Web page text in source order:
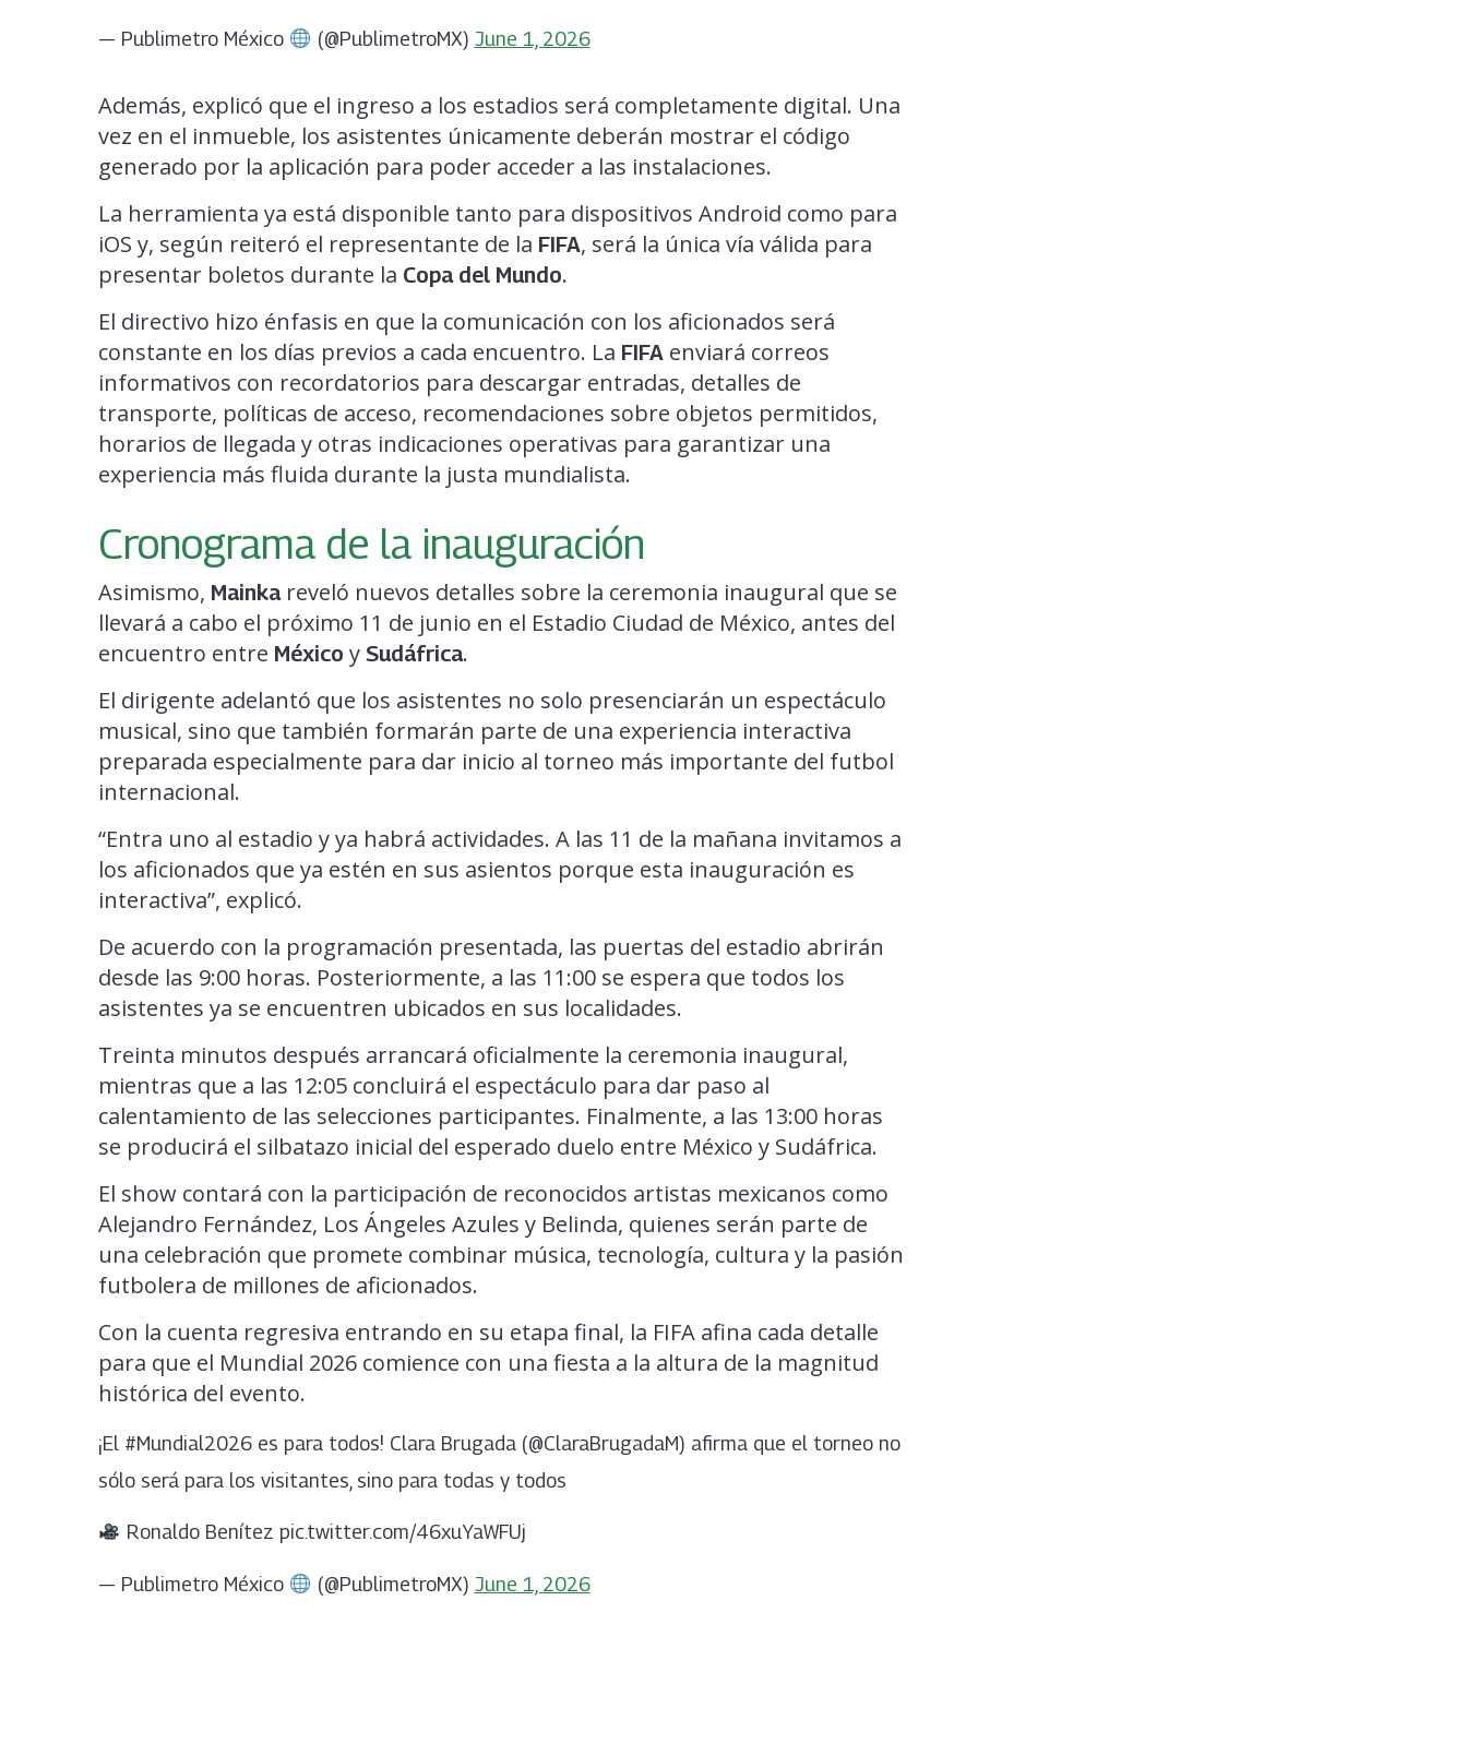
— Publimetro México (@PublimetroMX) June 1, 2026
Además, explicó que el ingreso a los estadios será completamente digital. Una
vez en el inmueble, los asistentes únicamente deberán mostrar el código
generado por la aplicación para poder acceder a las instalaciones.
La herramienta ya está disponible tanto para dispositivos Android como para
iOS y, según reiteró el representante de la FIFA, será la única vía válida para
presentar boletos durante la Copa del Mundo.
El directivo hizo énfasis en que la comunicación con los aficionados será
constante en los días previos a cada encuentro. La FIFA enviará correos
informativos con recordatorios para descargar entradas, detalles de
transporte, políticas de acceso, recomendaciones sobre objetos permitidos,
horarios de llegada y otras indicaciones operativas para garantizar una
experiencia más fluida durante la justa mundialista.
Cronograma de la inauguración
Asimismo, Mainkareveló nuevos detalles sobre la ceremonia inaugural que se
llevará a cabo el próximo 11 de junio en el Estadio Ciudad de México, antes del
encuentro entre México y Sudáfrica.
El dirigente adelantó que los asistentes no solo presenciarán un espectáculo
musical, sino que también formarán parte de una experiencia interactiva
preparada especialmente para dar inicio al torneo más importante del futbol
internacional.
“Entra uno al estadio y ya habrá actividades. A las 11 de la mañana invitamos a
los aficionados que ya estén en sus asientos porque esta inauguración es
interactiva”, explicó.
De acuerdo con la programación presentada, las puertas del estadio abrirán
desde las 9:00 horas. Posteriormente, a las 11:00 se espera que todos los
asistentes ya se encuentren ubicados en sus localidades.
Treinta minutos después arrancará oficialmente la ceremonia inaugural,
mientras que a las 12:05 concluirá el espectáculo para dar paso al
calentamiento de las selecciones participantes. Finalmente, a las 13:00 horas
se producirá el silbatazo inicial del esperado duelo entre México y Sudáfrica.
El show contará con la participación de reconocidos artistas mexicanos como
Alejandro Fernández, Los Ángeles Azules y Belinda, quienes serán parte de
una celebración que promete combinar música, tecnología, cultura y la pasión
futbolera de millones de aficionados.
Con la cuenta regresiva entrando en su etapa final, la FIFA afina cada detalle
para que el Mundial 2026 comience con una fiesta a la altura de la magnitud
histórica del evento.
¡El #Mundial2026 es para todos! Clara Brugada (@ClaraBrugadaM) afirma que el torneo no
sólo será para los visitantes, sino para todas y todos
Ronaldo Benítez pic.twitter.com/46xuYaWFUj
— Publimetro México (@PublimetroMX) June 1, 2026